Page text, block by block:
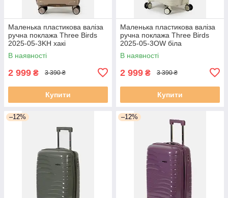
Маленька пластикова валіза
ручна поклажа Three Birds
2025-05-3KH хакі
В наявності
2 999 ₴ 3 390 ₴
Купити
Маленька пластикова валіза
ручна поклажа Three Birds
2025-05-3OW біла
В наявності
2 999 ₴ 3 390 ₴
Купити
–12% –12%